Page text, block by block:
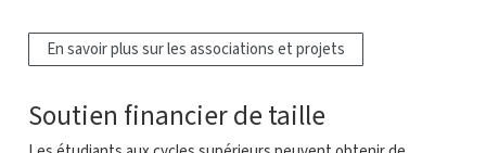
En savoir plus sur les associations et projets
Soutien financier de taille